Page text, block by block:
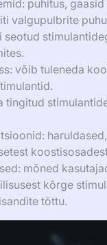
puhitus,
valgupulbrite
seotud
võib tuleneda
tingitud
mõned
kõrge
tõttu.